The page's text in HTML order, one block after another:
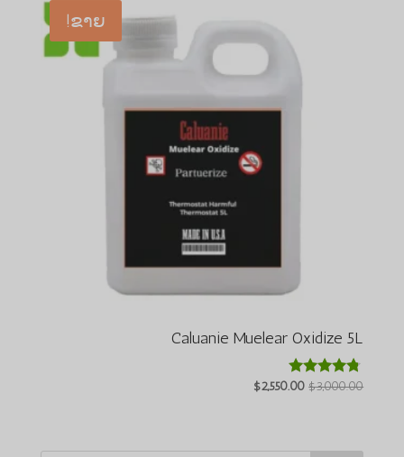
ຂາຍ!
Caluanie Muelear Oxidize 5L
ໃຫ້ຄະແນນ
$3,000.00
ລາຄາ
$3,000.00.
$2,550.00
ລາຄາ